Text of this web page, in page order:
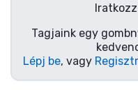
Tagjaink egy
Lépj be, vagy